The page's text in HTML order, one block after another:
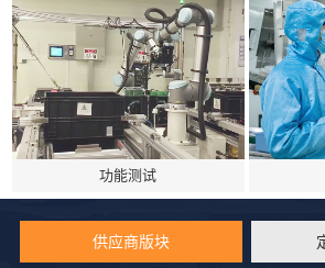
功能测试
供应商版块